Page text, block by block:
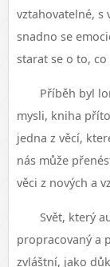
vztahovatelné, s
snadno se
starat se o to, co
Příběh byl
mysli, kniha
jedna z věcí,
nás může
věci z nových a
Svět, který
propracovaný a
zvláštní, jako